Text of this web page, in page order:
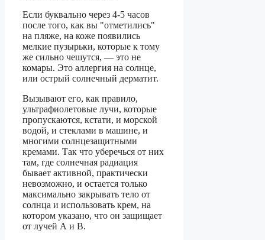
Если буквально через 4-5 часов
после того, как вы "отметились"
на пляже, на коже появились
мелкие пузырьки, которые к тому
же сильно чешутся, — это не
комары. Это аллергия на солнце,
или острый солнечный дерматит.
Вызывают его, как правило,
ультрафиолетовые лучи, которые
пропускаются, кстати, и морской
водой, и стеклами в машине, и
многими солнцезащитными
кремами. Так что уберечься от них
там, где солнечная радиация
бывает активной, практически
невозможно, и остается только
максимально закрывать тело от
солнца и использовать крем, на
котором указано, что он защищает
от лучей А и В.